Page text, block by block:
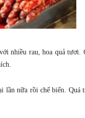
nhiều rau, hoa quả tươi.
nữa rồi chế biến. Quá